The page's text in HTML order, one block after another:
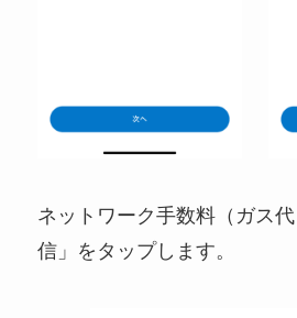
ネットワーク手数料（ガス
信」をタップします。